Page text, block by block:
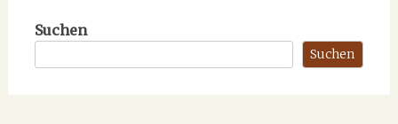
Suchen
Suchen